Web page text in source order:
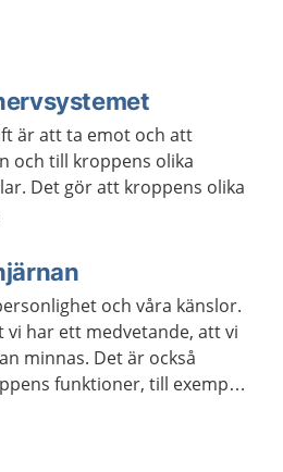
är att ta emot och att
och till kroppens olika
Det gör att kroppens olika
och våra känslor.
vi har ett medvetande, att vi
minnas. Det är också
funktioner, till exempel